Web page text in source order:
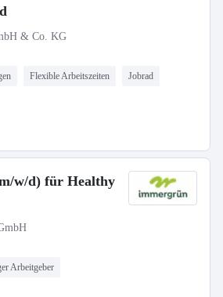
& Co. KG
Flexible Arbeitszeiten Jobrad
w/d) für Healthy
Arbeitgeber